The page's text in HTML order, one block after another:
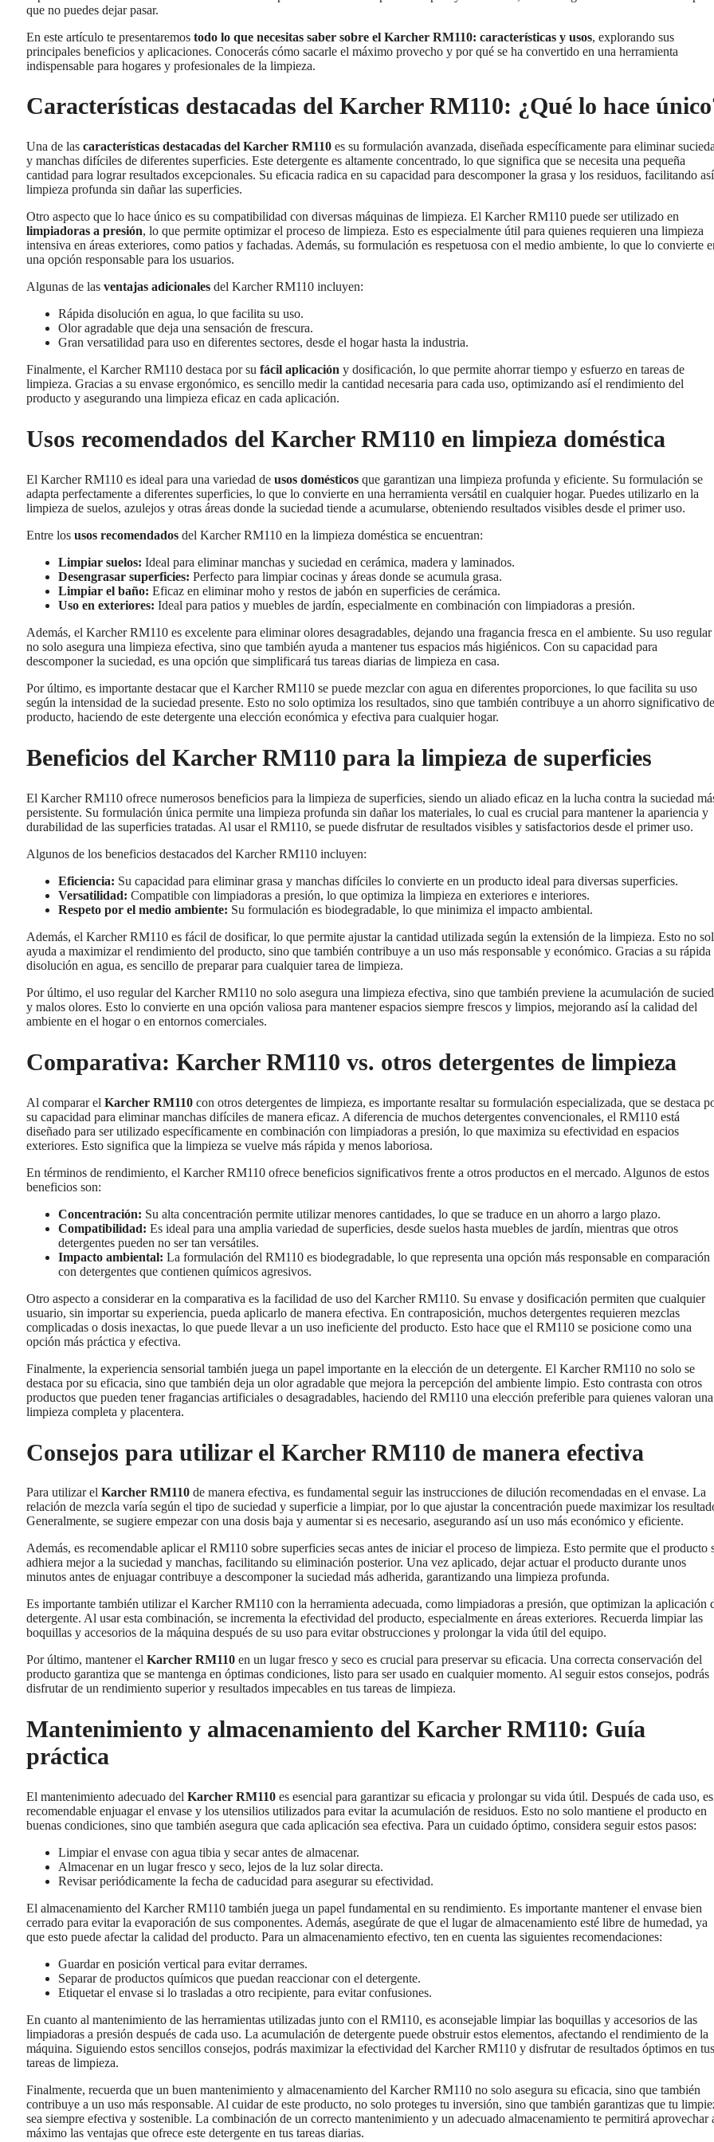
que no puedes dejar pasar.
En este artículo te presentaremos todo lo que necesitas saber sobre el Karcher RM110: características y usos, explorando sus
principales beneficios y aplicaciones. Conocerás cómo sacarle el máximo provecho y por qué se ha convertido en una herramienta
indispensable para hogares y profesionales de la limpieza.
Características destacadas del Karcher RM110: ¿Qué lo hace
Una de las características destacadas del Karcher RM110 es su formulación avanzada, diseñada específicamente para eliminar
y manchas difíciles de diferentes superficies. Este detergente es altamente concentrado, lo que significa que se necesita una pequeña
cantidad para lograr resultados excepcionales. Su eficacia radica en su capacidad para descomponer la grasa y los residuos, facilitando
limpieza profunda sin dañar las superficies.
Otro aspecto que lo hace único es su compatibilidad con diversas máquinas de limpieza. El Karcher RM110 puede ser utilizado en
limpiadoras a presión, lo que permite optimizar el proceso de limpieza. Esto es especialmente útil para quienes requieren una limpieza
intensiva en áreas exteriores, como patios y fachadas. Además, su formulación es respetuosa con el medio ambiente, lo que lo convierte
una opción responsable para los usuarios.
Algunas de las ventajas adicionales del Karcher RM110 incluyen:
Rápida disolución en agua, lo que facilita su uso.
Olor agradable que deja una sensación de frescura.
Gran versatilidad para uso en diferentes sectores, desde el hogar hasta la industria.
Finalmente, el Karcher RM110 destaca por su fácil aplicación y dosificación, lo que permite ahorrar tiempo y esfuerzo en tareas de
limpieza. Gracias a su envase ergonómico, es sencillo medir la cantidad necesaria para cada uso, optimizando así el rendimiento del
producto y asegurando una limpieza eficaz en cada aplicación.
Usos recomendados del Karcher RM110 en limpieza doméstica
El Karcher RM110 es ideal para una variedad de usos domésticos que garantizan una limpieza profunda y eficiente. Su formulación se
adapta perfectamente a diferentes superficies, lo que lo convierte en una herramienta versátil en cualquier hogar. Puedes utilizarlo en la
limpieza de suelos, azulejos y otras áreas donde la suciedad tiende a acumularse, obteniendo resultados visibles desde el primer uso.
Entre los usos recomendados del Karcher RM110 en la limpieza doméstica se encuentran:
Limpiar suelos: Ideal para eliminar manchas y suciedad en cerámica, madera y laminados.
Desengrasar superficies: Perfecto para limpiar cocinas y áreas donde se acumula grasa.
Limpiar el baño: Eficaz en eliminar moho y restos de jabón en superficies de cerámica.
Uso en exteriores: Ideal para patios y muebles de jardín, especialmente en combinación con limpiadoras a presión.
Además, el Karcher RM110 es excelente para eliminar olores desagradables, dejando una fragancia fresca en el ambiente. Su uso regular
no solo asegura una limpieza efectiva, sino que también ayuda a mantener tus espacios más higiénicos. Con su capacidad para
descomponer la suciedad, es una opción que simplificará tus tareas diarias de limpieza en casa.
Por último, es importante destacar que el Karcher RM110 se puede mezclar con agua en diferentes proporciones, lo que facilita su uso
según la intensidad de la suciedad presente. Esto no solo optimiza los resultados, sino que también contribuye a un ahorro significativo de
producto, haciendo de este detergente una elección económica y efectiva para cualquier hogar.
Beneficios del Karcher RM110 para la limpieza de superficies
El Karcher RM110 ofrece numerosos beneficios para la limpieza de superficies, siendo un aliado eficaz en la lucha contra la suciedad
persistente. Su formulación única permite una limpieza profunda sin dañar los materiales, lo cual es crucial para mantener la apariencia y
durabilidad de las superficies tratadas. Al usar el RM110, se puede disfrutar de resultados visibles y satisfactorios desde el primer uso.
Algunos de los beneficios destacados del Karcher RM110 incluyen:
Eficiencia: Su capacidad para eliminar grasa y manchas difíciles lo convierte en un producto ideal para diversas superficies.
Versatilidad: Compatible con limpiadoras a presión, lo que optimiza la limpieza en exteriores e interiores.
Respeto por el medio ambiente: Su formulación es biodegradable, lo que minimiza el impacto ambiental.
Además, el Karcher RM110 es fácil de dosificar, lo que permite ajustar la cantidad utilizada según la extensión de la limpieza. Esto no
ayuda a maximizar el rendimiento del producto, sino que también contribuye a un uso más responsable y económico. Gracias a su rápida
disolución en agua, es sencillo de preparar para cualquier tarea de limpieza.
Por último, el uso regular del Karcher RM110 no solo asegura una limpieza efectiva, sino que también previene la acumulación de
y malos olores. Esto lo convierte en una opción valiosa para mantener espacios siempre frescos y limpios, mejorando así la calidad del
ambiente en el hogar o en entornos comerciales.
Comparativa: Karcher RM110 vs. otros detergentes de limpieza
Al comparar el Karcher RM110 con otros detergentes de limpieza, es importante resaltar su formulación especializada, que se destaca
su capacidad para eliminar manchas difíciles de manera eficaz. A diferencia de muchos detergentes convencionales, el RM110 está
diseñado para ser utilizado específicamente en combinación con limpiadoras a presión, lo que maximiza su efectividad en espacios
exteriores. Esto significa que la limpieza se vuelve más rápida y menos laboriosa.
En términos de rendimiento, el Karcher RM110 ofrece beneficios significativos frente a otros productos en el mercado. Algunos de estos
beneficios son:
Concentración: Su alta concentración permite utilizar menores cantidades, lo que se traduce en un ahorro a largo plazo.
Compatibilidad: Es ideal para una amplia variedad de superficies, desde suelos hasta muebles de jardín, mientras que otros
detergentes pueden no ser tan versátiles.
Impacto ambiental: La formulación del RM110 es biodegradable, lo que representa una opción más responsable en comparación
con detergentes que contienen químicos agresivos.
Otro aspecto a considerar en la comparativa es la facilidad de uso del Karcher RM110. Su envase y dosificación permiten que cualquier
usuario, sin importar su experiencia, pueda aplicarlo de manera efectiva. En contraposición, muchos detergentes requieren mezclas
complicadas o dosis inexactas, lo que puede llevar a un uso ineficiente del producto. Esto hace que el RM110 se posicione como una
opción más práctica y efectiva.
Finalmente, la experiencia sensorial también juega un papel importante en la elección de un detergente. El Karcher RM110 no solo se
destaca por su eficacia, sino que también deja un olor agradable que mejora la percepción del ambiente limpio. Esto contrasta con otros
productos que pueden tener fragancias artificiales o desagradables, haciendo del RM110 una elección preferible para quienes valoran una
limpieza completa y placentera.
Consejos para utilizar el Karcher RM110 de manera efectiva
Para utilizar el Karcher RM110 de manera efectiva, es fundamental seguir las instrucciones de dilución recomendadas en el envase. La
relación de mezcla varía según el tipo de suciedad y superficie a limpiar, por lo que ajustar la concentración puede maximizar los
Generalmente, se sugiere empezar con una dosis baja y aumentar si es necesario, asegurando así un uso más económico y eficiente.
Además, es recomendable aplicar el RM110 sobre superficies secas antes de iniciar el proceso de limpieza. Esto permite que el producto
adhiera mejor a la suciedad y manchas, facilitando su eliminación posterior. Una vez aplicado, dejar actuar el producto durante unos
minutos antes de enjuagar contribuye a descomponer la suciedad más adherida, garantizando una limpieza profunda.
Es importante también utilizar el Karcher RM110 con la herramienta adecuada, como limpiadoras a presión, que optimizan la aplicación
detergente. Al usar esta combinación, se incrementa la efectividad del producto, especialmente en áreas exteriores. Recuerda limpiar las
boquillas y accesorios de la máquina después de su uso para evitar obstrucciones y prolongar la vida útil del equipo.
Por último, mantener el Karcher RM110 en un lugar fresco y seco es crucial para preservar su eficacia. Una correcta conservación del
producto garantiza que se mantenga en óptimas condiciones, listo para ser usado en cualquier momento. Al seguir estos consejos, podrás
disfrutar de un rendimiento superior y resultados impecables en tus tareas de limpieza.
Mantenimiento y almacenamiento del Karcher RM110: Guía
práctica
El mantenimiento adecuado del Karcher RM110 es esencial para garantizar su eficacia y prolongar su vida útil. Después de cada uso, es
recomendable enjuagar el envase y los utensilios utilizados para evitar la acumulación de residuos. Esto no solo mantiene el producto en
buenas condiciones, sino que también asegura que cada aplicación sea efectiva. Para un cuidado óptimo, considera seguir estos pasos:
Limpiar el envase con agua tibia y secar antes de almacenar.
Almacenar en un lugar fresco y seco, lejos de la luz solar directa.
Revisar periódicamente la fecha de caducidad para asegurar su efectividad.
El almacenamiento del Karcher RM110 también juega un papel fundamental en su rendimiento. Es importante mantener el envase bien
cerrado para evitar la evaporación de sus componentes. Además, asegúrate de que el lugar de almacenamiento esté libre de humedad, ya
que esto puede afectar la calidad del producto. Para un almacenamiento efectivo, ten en cuenta las siguientes recomendaciones:
Guardar en posición vertical para evitar derrames.
Separar de productos químicos que puedan reaccionar con el detergente.
Etiquetar el envase si lo trasladas a otro recipiente, para evitar confusiones.
En cuanto al mantenimiento de las herramientas utilizadas junto con el RM110, es aconsejable limpiar las boquillas y accesorios de las
limpiadoras a presión después de cada uso. La acumulación de detergente puede obstruir estos elementos, afectando el rendimiento de la
máquina. Siguiendo estos sencillos consejos, podrás maximizar la efectividad del Karcher RM110 y disfrutar de resultados óptimos en tus
tareas de limpieza.
Finalmente, recuerda que un buen mantenimiento y almacenamiento del Karcher RM110 no solo asegura su eficacia, sino que también
contribuye a un uso más responsable. Al cuidar de este producto, no solo proteges tu inversión, sino que también garantizas que tu
sea siempre efectiva y sostenible. La combinación de un correcto mantenimiento y un adecuado almacenamiento te permitirá aprovechar
máximo las ventajas que ofrece este detergente en tus tareas diarias.